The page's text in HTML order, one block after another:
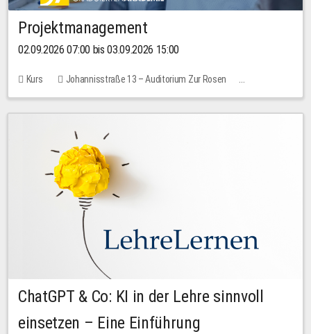
Projektmanagement
02.09.2026 07:00 bis 03.09.2026 15:00
Kurs
Johannisstraße 13 – Auditorium Zur Rosen
Keine freien Plätze
30,00 EUR
ChatGPT & Co: KI in der Lehre sinnvoll
einsetzen – Eine Einführung